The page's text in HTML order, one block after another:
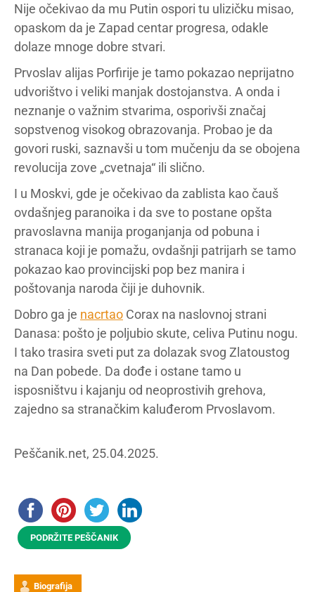
Nije očekivao da mu Putin ospori tu ulizičku misao,
opaskom da je Zapad centar progresa, odakle
dolaze mnoge dobre stvari.
Prvoslav alijas Porfirije je tamo pokazao neprijatno
udvorištvo i veliki manjak dostojanstva. A onda i
neznanje o važnim stvarima, osporivši značaj
sopstvenog visokog obrazovanja. Probao je da
govori ruski, saznavši u tom mučenju da se obojena
revolucija zove „cvetnaja“ ili slično.
I u Moskvi, gde je očekivao da zablista kao čauš
ovdašnjeg paranoika i da sve to postane opšta
pravoslavna manija proganjanja od pobuna i
stranaca koji je pomažu, ovdašnji patrijarh se tamo
pokazao kao provincijski pop bez manira i
poštovanja naroda čiji je duhovnik.
Dobro ga je nacrtao Corax na naslovnoj strani
Danasa: pošto je poljubio skute, celiva Putinu nogu.
I tako trasira sveti put za dolazak svog Zlatoustog
na Dan pobede. Da dođe i ostane tamo u
isposništvu i kajanju od neoprostivih grehova,
zajedno sa stranačkim kaluđerom Prvoslavom.
Peščanik.net, 25.04.2025.
PODRŽITE PEŠČANIK
Biografija